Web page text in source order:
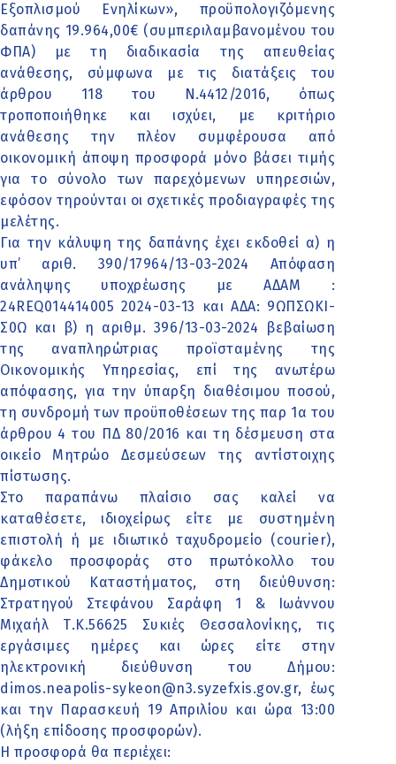
Εξοπλισμού Ενηλίκων», προϋπολογιζόμενης
δαπάνης 19.964,00€ (συμπεριλαμβανομένου του
ΦΠΑ) με τη διαδικασία της απευθείας
ανάθεσης, σύμφωνα με τις διατάξεις του
άρθρου 118 του Ν.4412/2016, όπως
τροποποιήθηκε και ισχύει, με κριτήριο
ανάθεσης την πλέον συμφέρουσα από
οικονομική άποψη προσφορά μόνο βάσει τιμής
για το σύνολο των παρεχόμενων υπηρεσιών,
εφόσον τηρούνται οι σχετικές προδιαγραφές της
μελέτης.
Για την κάλυψη της δαπάνης έχει εκδοθεί α) η
υπ’ αριθ. 390/17964/13-03-2024 Απόφαση
ανάληψης υποχρέωσης με ΑΔΑΜ :
24REQ014414005 2024-03-13 και ΑΔΑ: 9ΩΠΣΩΚΙ-
Σ0Ω και β) η αριθμ. 396/13-03-2024 βεβαίωση
της αναπληρώτριας προϊσταμένης της
Οικονομικής Υπηρεσίας, επί της ανωτέρω
απόφασης, για την ύπαρξη διαθέσιμου ποσού,
τη συνδρομή των προϋποθέσεων της παρ 1α του
άρθρου 4 του ΠΔ 80/2016 και τη δέσμευση στα
οικείο Μητρώο Δεσμεύσεων της αντίστοιχης
πίστωσης.
Στο παραπάνω πλαίσιο σας καλεί να
καταθέσετε, ιδιοχείρως είτε με συστημένη
επιστολή ή με ιδιωτικό ταχυδρομείο (courier),
φάκελο προσφοράς στο πρωτόκολλο του
Δημοτικού Καταστήματος, στη διεύθυνση:
Στρατηγού Στεφάνου Σαράφη 1 & Ιωάννου
Μιχαήλ Τ.Κ.56625 Συκιές Θεσσαλονίκης, τις
εργάσιμες ημέρες και ώρες είτε στην
ηλεκτρονική διεύθυνση του Δήμου:
dimos.neapolis-sykeon@n3.syzefxis.gov.gr, έως
και την Παρασκευή 19 Απριλίου και ώρα 13:00
(λήξη επίδοσης προσφορών).
Η προσφορά θα περιέχει: